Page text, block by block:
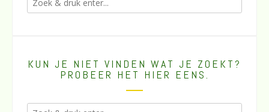
KUN JE NIET VINDEN WAT JE ZOEKT?
PROBEER HET HIER EENS.